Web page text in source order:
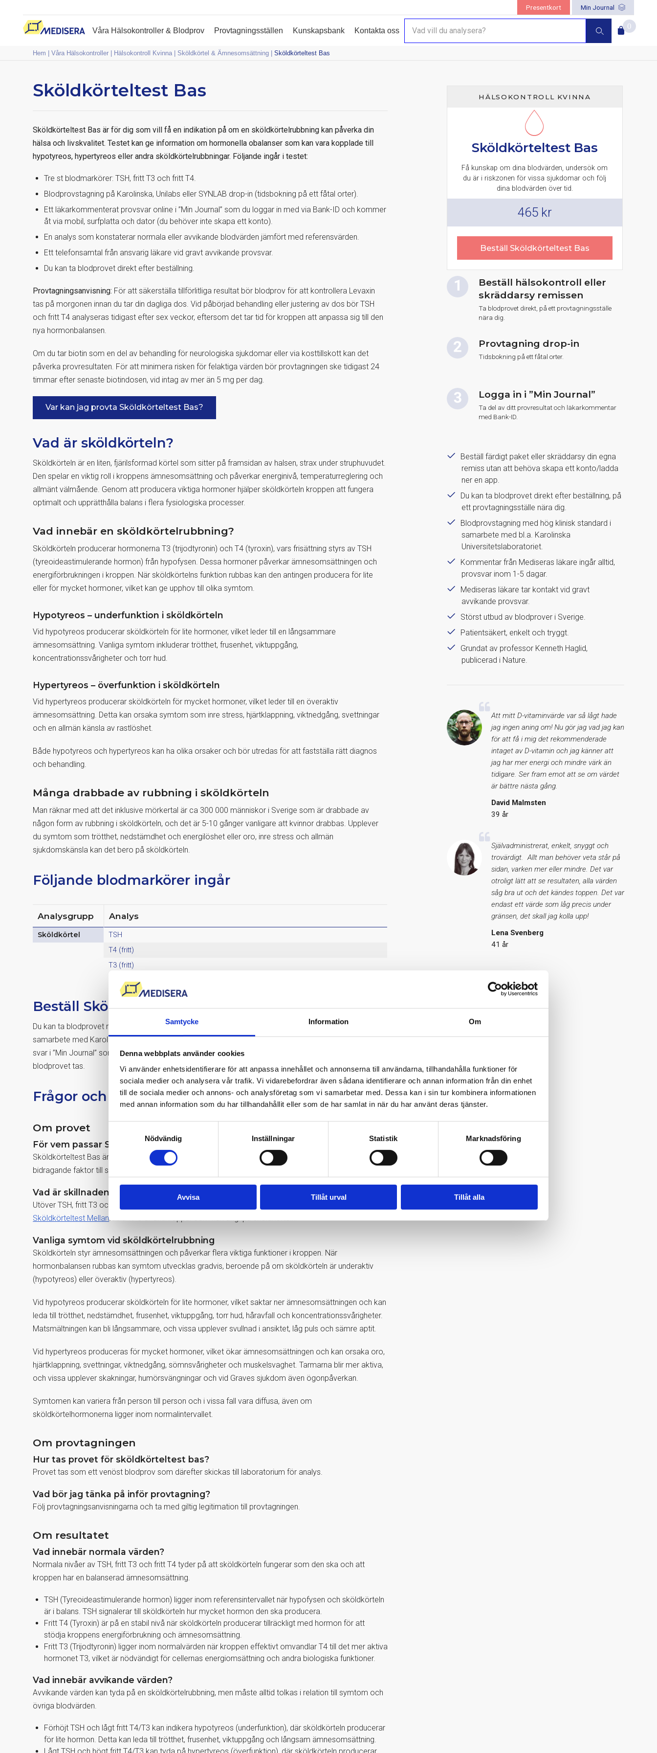
Samtycke Information Om
Denna webbplats använder cookies
Vi använder enhetsidentifierare för att anpassa innehållet och annonserna till användarna, tillhandahålla funktioner för
sociala medier och analysera vår trafik. Vi vidarebefordrar även sådana identifierare och annan information från din enhet
till de sociala medier och annons- och analysföretag som vi samarbetar med. Dessa kan i sin tur kombinera informationen
med annan information som du har tillhandahållit eller som de har samlat in när du har använt deras tjänster.
Nödvändig
Inställningar Statistik Marknadsföring
Avvisa Tillåt urval Tillåt alla
Presentkort Min Journal
Våra Hälsokontroller & Blodprov Provtagningsställen Kunskapsbank Kontakta oss 0
Hem |Våra Hälsokontroller Hälsokontroll Kvinna Sköldkörtel & Ämnesomsättning |Sköldkörteltest Bas
Sköldkörteltest Bas
Sköldkörteltest Bas är för dig som vill få en indikation på om en sköldkörtelrubbning kan påverka din
hälsa och livskvalitet. Testet kan ge information om hormonella obalanser som kan vara kopplade till
hypotyreos, hypertyreos eller andra sköldkörtelrubbningar. Följande ingår i testet:
Tre st blodmarkörer: TSH, fritt T3 och fritt T4.
Blodprovstagning på Karolinska, Unilabs eller SYNLAB drop-in (tidsbokning på ett fåtal orter).
Ett läkarkommenterat provsvar online i ”Min Journal” som du loggar in med via Bank-ID och kommer
åt via mobil, surfplatta och dator (du behöver inte skapa ett konto).
En analys som konstaterar normala eller avvikande blodvärden jämfört med referensvärden.
Ett telefonsamtal från ansvarig läkare vid gravt avvikande provsvar.
Du kan ta blodprovet direkt efter beställning.
Provtagningsanvisning: För att säkerställa tillförlitliga resultat bör blodprov för att kontrollera Levaxin
tas på morgonen innan du tar din dagliga dos. Vid påbörjad behandling eller justering av dos bör TSH
och fritt T4 analyseras tidigast efter sex veckor, eftersom det tar tid för kroppen att anpassa sig till den
nya hormonbalansen.
Om du tar biotin som en del av behandling för neurologiska sjukdomar eller via kosttillskott kan det
påverka provresultaten. För att minimera risken för felaktiga värden bör provtagningen ske tidigast 24
timmar efter senaste biotindosen, vid intag av mer än 5 mg per dag.
Var kan jag provta Sköldkörteltest Bas?
Vad är sköldkörteln?
Sköldkörteln är en liten, fjärilsformad körtel som sitter på framsidan av halsen, strax under struphuvudet.
Den spelar en viktig roll i kroppens ämnesomsättning och påverkar energinivå, temperaturreglering och
allmänt välmående. Genom att producera viktiga hormoner hjälper sköldkörteln kroppen att fungera
optimalt och upprätthålla balans i flera fysiologiska processer.
Vad innebär en sköldkörtelrubbning?
Sköldkörteln producerar hormonerna T3 (trijodtyronin) och T4 (tyroxin), vars frisättning styrs av TSH
(tyreoideastimulerande hormon) från hypofysen. Dessa hormoner påverkar ämnesomsättningen och
energiförbrukningen i kroppen. När sköldkörtelns funktion rubbas kan den antingen producera för lite
eller för mycket hormoner, vilket kan ge upphov till olika symtom.
Hypotyreos – underfunktion i sköldkörteln
Vid hypotyreos producerar sköldkörteln för lite hormoner, vilket leder till en långsammare
ämnesomsättning. Vanliga symtom inkluderar trötthet, frusenhet, viktuppgång,
koncentrationssvårigheter och torr hud.
Hypertyreos – överfunktion i sköldkörteln
Vid hypertyreos producerar sköldkörteln för mycket hormoner, vilket leder till en överaktiv
ämnesomsättning. Detta kan orsaka symtom som inre stress, hjärtklappning, viktnedgång, svettningar
och en allmän känsla av rastlöshet.
Både hypotyreos och hypertyreos kan ha olika orsaker och bör utredas för att fastställa rätt diagnos
och behandling.
Många drabbade av rubbning i sköldkörteln
Man räknar med att det inklusive mörkertal är ca 300 000 människor i Sverige som är drabbade av
någon form av rubbning i sköldkörteln, och det är 5-10 gånger vanligare att kvinnor drabbas. Upplever
du symtom som trötthet, nedstämdhet och energilöshet eller oro, inre stress och allmän
sjukdomskänsla kan det bero på sköldkörteln.
Följande blodmarkörer ingår
Analysgrupp Analys
Sköldkörtel
TSH
T4 (fritt)
T3 (fritt)
Beställ Sköldkörteltest Bas
Du kan ta blodprovet redan minuter efter beställning. Provtagningen håller hög klinisk standard genom
samarbete med Karolinska Universitetslaboratoriet, Unilabs och SYNLAB. Du får ett läkarkommenterat
svar i ”Min Journal” som du hittar här på Medisera.se inom två till sex bankdagar från den tidpunkt
blodprovet tas.
Frågor och svar
Om provet
För vem passar Sköldkörteltest Bas?
Sköldkörteltest Bas är ett alternativ för dig som vill undersöka om sköldkörtelns funktion kan vara en
bidragande faktor till sämre mående.
Vad är skillnaden mellan Sköldkörteltest Bas och Sköldkörteltest Mellan?
Utöver TSH, fritt T3 och fritt T4, som ingår i Sköldkörteltest Bas, analyseras även Anti TPO i
Sköldkörteltest Mellan. Anti TPO är antikroppar som kan angripa sköldkörteln.
Vanliga symtom vid sköldkörtelrubbning
Sköldkörteln styr ämnesomsättningen och påverkar flera viktiga funktioner i kroppen. När
hormonbalansen rubbas kan symtom utvecklas gradvis, beroende på om sköldkörteln är underaktiv
(hypotyreos) eller överaktiv (hypertyreos).
Vid hypotyreos producerar sköldkörteln för lite hormoner, vilket saktar ner ämnesomsättningen och kan
leda till trötthet, nedstämdhet, frusenhet, viktuppgång, torr hud, håravfall och koncentrationssvårigheter.
Matsmältningen kan bli långsammare, och vissa upplever svullnad i ansiktet, låg puls och sämre aptit.
Vid hypertyreos produceras för mycket hormoner, vilket ökar ämnesomsättningen och kan orsaka oro,
hjärtklappning, svettningar, viktnedgång, sömnsvårigheter och muskelsvaghet. Tarmarna blir mer aktiva,
och vissa upplever skakningar, humörsvängningar och vid Graves sjukdom även ögonpåverkan.
Symtomen kan variera från person till person och i vissa fall vara diffusa, även om
sköldkörtelhormonerna ligger inom normalintervallet.
Om provtagningen
Hur tas provet för sköldkörteltest bas?
Provet tas som ett venöst blodprov som därefter skickas till laboratorium för analys.
Vad bör jag tänka på inför provtagning?
Följ provtagningsanvisningarna och ta med giltig legitimation till provtagningen.
Om resultatet
Vad innebär normala värden?
Normala nivåer av TSH, fritt T3 och fritt T4 tyder på att sköldkörteln fungerar som den ska och att
kroppen har en balanserad ämnesomsättning.
TSH (Tyreoideastimulerande hormon) ligger inom referensintervallet när hypofysen och sköldkörteln
är i balans. TSH signalerar till sköldkörteln hur mycket hormon den ska producera.
Fritt T4 (Tyroxin) är på en stabil nivå när sköldkörteln producerar tillräckligt med hormon för att
stödja kroppens energiförbrukning och ämnesomsättning.
Fritt T3 (Trijodtyronin) ligger inom normalvärden när kroppen effektivt omvandlar T4 till det mer aktiva
hormonet T3, vilket är nödvändigt för cellernas energiomsättning och andra biologiska funktioner.
Vad innebär avvikande värden?
Avvikande värden kan tyda på en sköldkörtelrubbning, men måste alltid tolkas i relation till symtom och
övriga blodvärden.
Förhöjt TSH och lågt fritt T4/T3 kan indikera hypotyreos (underfunktion), där sköldkörteln producerar
för lite hormon. Detta kan leda till trötthet, frusenhet, viktuppgång och långsam ämnesomsättning.
HÄLSOKONTROLL KVINNA
Sköldkörteltest Bas
Få kunskap om dina blodvärden, undersök om
du är i riskzonen för vissa sjukdomar och följ
dina blodvärden över tid.
465 kr
Beställ Sköldkörteltest Bas
Beställ hälsokontroll eller
skräddarsy remissen
Ta blodprovet direkt, på ett provtagningsställe
nära dig.
Provtagning drop-in
Tidsbokning på ett fåtal orter.
Logga in i ”Min Journal”
Ta del av ditt provresultat och läkarkommentar
med Bank-ID.
Beställ färdigt paket eller skräddarsy din egna
remiss utan att behöva skapa ett konto/ladda
ner en app.
Du kan ta blodprovet direkt efter beställning, på
ett provtagningsställe nära dig.
Blodprovstagning med hög klinisk standard i
samarbete med bl.a. Karolinska
Universitetslaboratoriet.
Kommentar från Mediseras läkare ingår alltid,
provsvar inom 1-5 dagar.
Mediseras läkare tar kontakt vid gravt
avvikande provsvar.
Störst utbud av blodprover i Sverige.
Patientsäkert, enkelt och tryggt.
Grundat av professor Kenneth Haglid,
publicerad i Nature.
Att mitt D-vitaminvärde var så lågt hade
jag ingen aning om! Nu gör jag vad jag kan
för att få i mig det rekommenderade
intaget av D-vitamin och jag känner att
jag har mer energi och mindre värk än
tidigare. Ser fram emot att se om värdet
är bättre nästa gång.
David Malmsten
39 år
Självadministrerat, enkelt, snyggt och
trovärdigt. Allt man behöver veta står på
sidan, varken mer eller mindre. Det var
otroligt lätt att se resultaten, alla värden
såg bra ut och det kändes toppen. Det var
endast ett värde som låg precis under
gränsen, det skall jag kolla upp!
Lena Svenberg
41 år
Fram till 6 augusti erbjuder vi10%rabatt på valfri hälsokontroll (ej årliga & Sthlm3). Använd rabattkoden"hälsa"i kassan!